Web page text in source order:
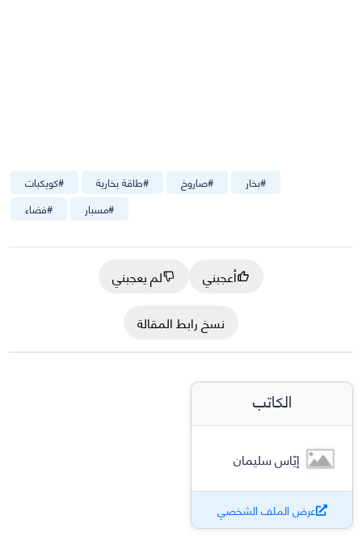
#كويكبات #طاقة بخارية #صاروخ #بخار
#فضاء #مسبار
أعجبني
لم يعجبني
نسخ رابط المقالة
الكاتب
إيّاس سليمان
عرض الملف الشخصي